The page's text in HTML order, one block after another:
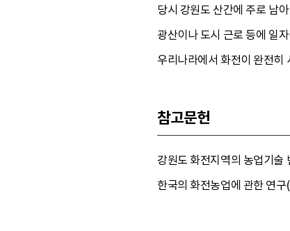
당시 강원도 산간에 주로 남
광산이나 도시 근로 등에 일
우리나라에서 화전이 완전히
참고문헌
강원도 화전지역의 농업기술
한국의 화전농업에 관한 연